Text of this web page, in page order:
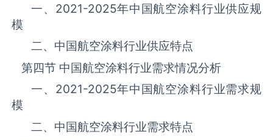
一、 2021-2025年中国航空涂料‌‌‌行业供应规
模
二、中国航空涂料‌‌‌行业供应特点
第四节 中国航空涂料‌‌‌行业需求情况分析
一、 2021-2025年中国航空涂料‌‌‌行业需求规
模
二、中国航空涂料‌‌‌行业需求特点